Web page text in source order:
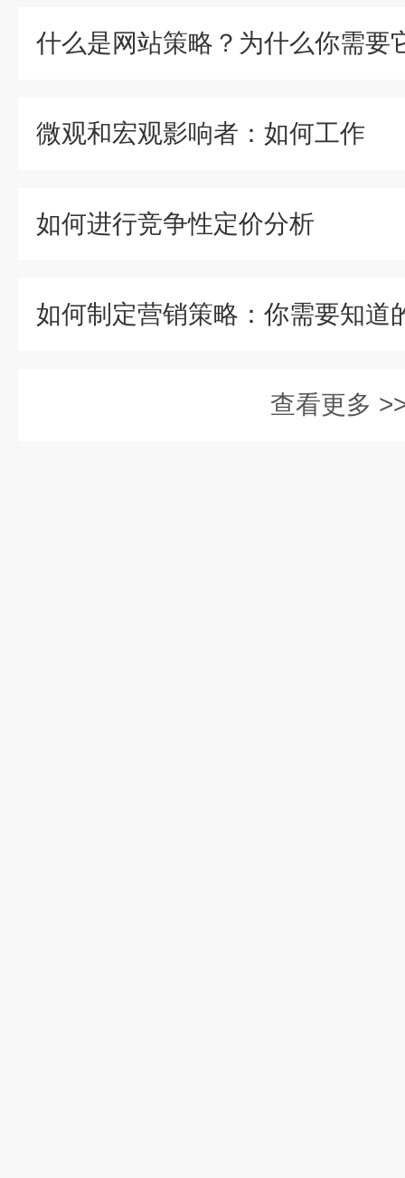
微观和宏观影响者：如何工作
如何进行竞争性定价分析
如何制定营销策略：你需要知道
查看更多